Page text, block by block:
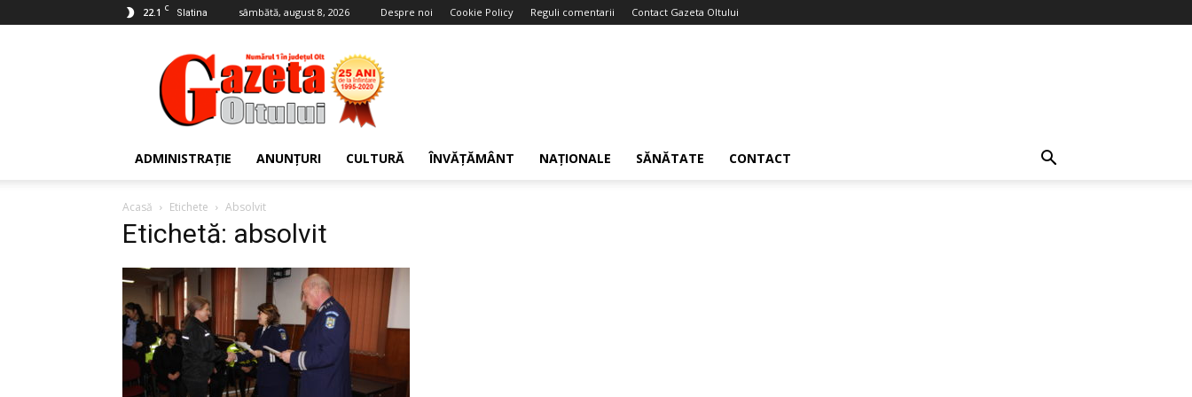
22.1 C Slatina sâmbătă, august 8, 2026 Despre noi Cookie Policy Reguli comentarii Contact Gazeta Oltului
Gazeta
Oltului
ADMINISTRAȚIE ANUNȚURI CULTURĂ ÎNVĂȚĂMÂNT NAȚIONALE SĂNĂTATE CONTACT
Acasă Etichete Absolvit
Etichetă: absolvit